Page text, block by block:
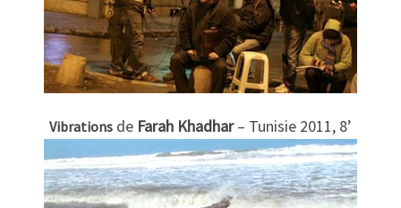
Vibrations de Farah Khadhar– Tunisie 2011, 8’